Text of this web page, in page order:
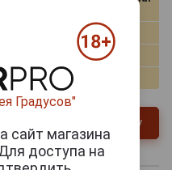
Картонная коробка
самовывоз
В заявку
Градусов"
сайт магазина
доступа на